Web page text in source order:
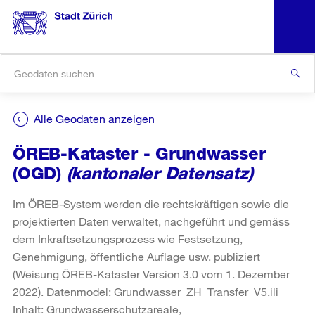
Alle Geodaten anzeigen
ÖREB-Kataster - Grundwasser
(OGD) (kantonaler Datensatz)
Im ÖREB-System werden die rechtskräftigen sowie die
projektierten Daten verwaltet, nachgeführt und gemäss
dem Inkraftsetzungsprozess wie Festsetzung,
Genehmigung, öffentliche Auflage usw. publiziert
(Weisung ÖREB-Kataster Version 3.0 vom 1. Dezember
2022). Datenmodel: Grundwasser_ZH_Transfer_V5.ili
Inhalt: Grundwasserschutzareale,